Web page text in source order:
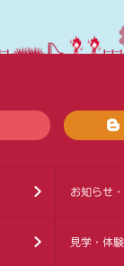
お知らせ
見学・体験